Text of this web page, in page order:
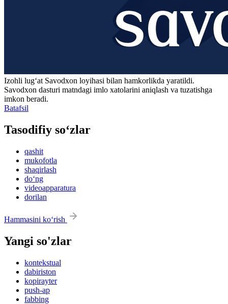
Izohli lugʻat Savodxon loyihasi bilan hamkorlikda yaratildi.
Savodxon dasturi matndagi imlo xatolarini aniqlash va tuzatishga
imkon beradi.
Batafsil
Tasodifiy so‘zlar
qashit
mukofotla
shaqirlash
do‘ng
videoapparatura
dorilan
Hammasini ko‘rish
Yangi so'zlar
kontekstual
dabiriston
kopirayter
push-ap
fabbing